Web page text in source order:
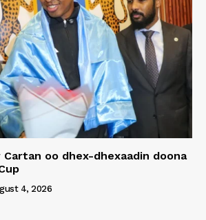
Cartan oo dhex-dhexaadin doona
4, 2026